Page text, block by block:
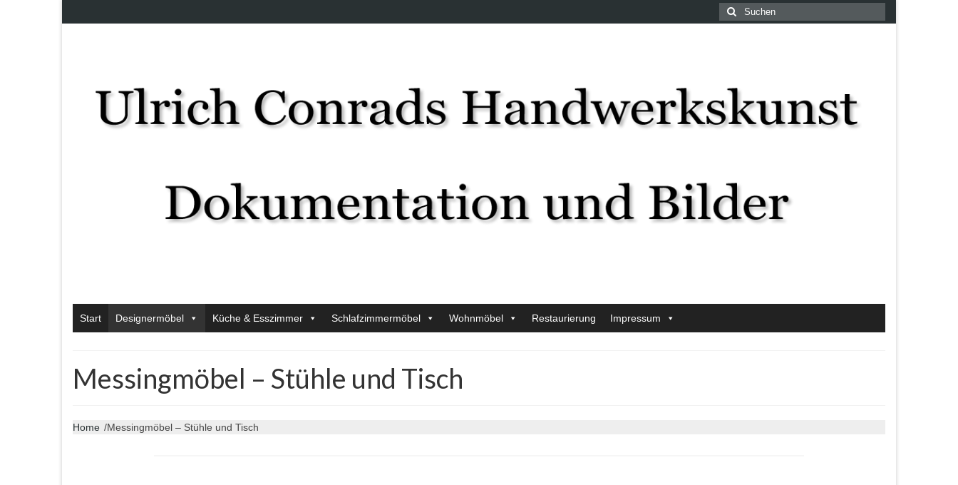
Suchen
nach:
Start Designermöbel Küche & Esszimmer Schlafzimmermöbel Wohnmöbel Restaurierung Impressum
Messingmöbel – Stühle und Tisch
Home /Messingmöbel – Stühle und Tisch